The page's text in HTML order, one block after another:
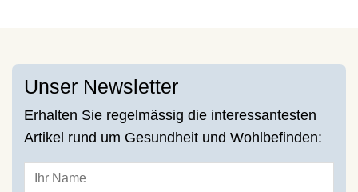
Unser Newsletter
Erhalten Sie regelmässig die interessantesten
Artikel rund um Gesundheit und Wohlbefinden: